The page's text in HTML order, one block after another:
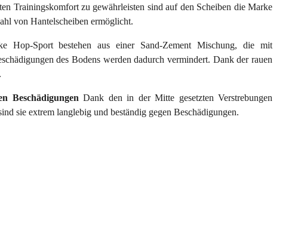
Trainingskomfort zu gewährleisten sind auf den Scheiben die Marke
von Hantelscheiben ermöglicht.
Hop-Sport bestehen aus einer Sand-Zement Mischung, die mit
des Bodens werden dadurch vermindert. Dank der rauen
BeschädigungenDank den in der Mitte gesetzten Verstrebungen
sie extrem langlebig und beständig gegen Beschädigungen.